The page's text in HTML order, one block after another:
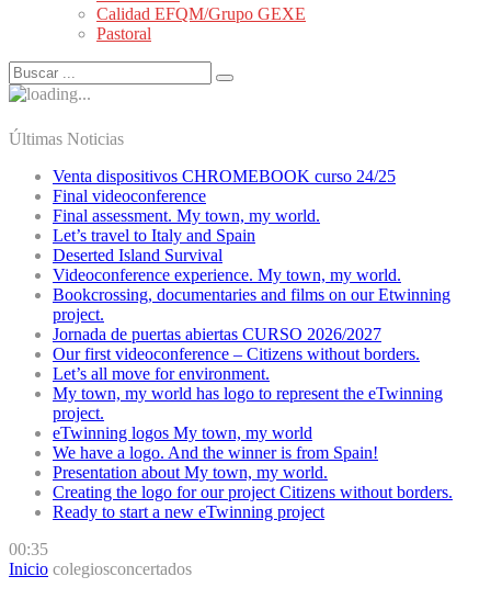
Calidad EFQM/Grupo GEXE
Pastoral
Últimas Noticias
Venta dispositivos CHROMEBOOK curso 24/25
Final videoconference
Final assessment. My town, my world.
Let’s travel to Italy and Spain
Deserted Island Survival
Videoconference experience. My town, my world.
Bookcrossing, documentaries and films on our Etwinning
project.
Jornada de puertas abiertas CURSO 2026/2027
Our first videoconference – Citizens without borders.
Let’s all move for environment.
My town, my world has logo to represent the eTwinning
project.
eTwinning logos My town, my world
We have a logo. And the winner is from Spain!
Presentation about My town, my world.
Creating the logo for our project Citizens without borders.
Ready to start a new eTwinning project
00:35
Inicio colegiosconcertados